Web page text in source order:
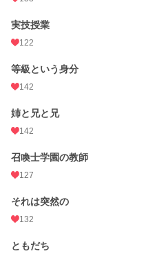
実技授業
122
等級という身分
142
姉と兄と兄
142
召喚士学園の教師
127
それは突然の
132
ともだち